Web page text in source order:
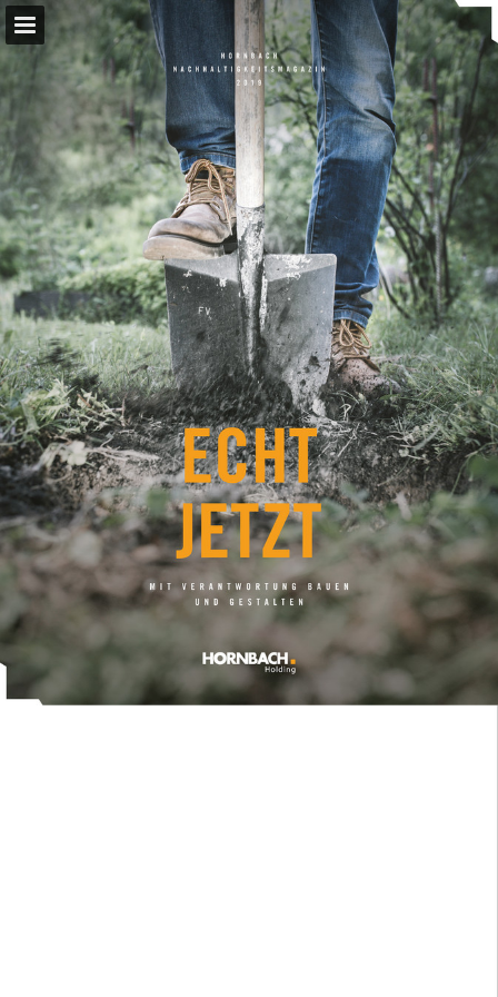
hornbach.de
Seitenübersicht
Vollbild
PDF herunterladen
Suchen
Datenschutzerklärung anzeigen